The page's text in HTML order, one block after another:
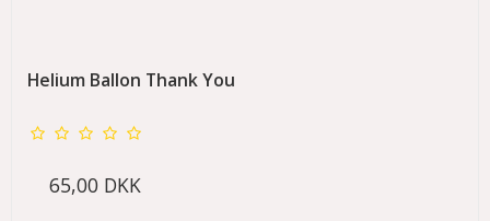
Helium Ballon Thank You
65,00 DKK